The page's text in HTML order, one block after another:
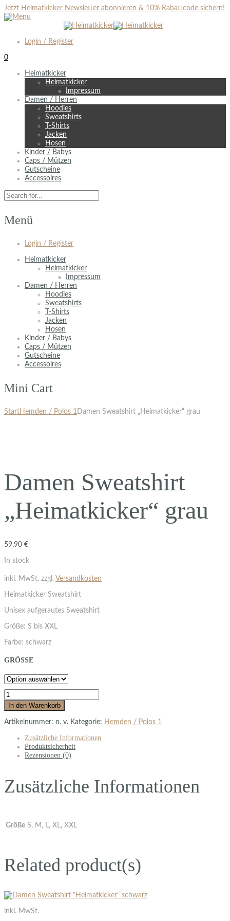
Jetzt Heimatkicker Newsletter abonnieren & 10% Rabattcode sichern!
Login / Register
0
Heimatkicker
Heimatkicker
Impressum
Damen / Herren
Hoodies
Sweatshirts
T-Shirts
Jacken
Hosen
Kinder / Babys
Caps / Mützen
Gutscheine
Accessoires
Menü
Login / Register
Heimatkicker
Heimatkicker
Impressum
Damen / Herren
Hoodies
Sweatshirts
T-Shirts
Jacken
Hosen
Kinder / Babys
Caps / Mützen
Gutscheine
Accessoires
Mini Cart
StartHemden / Polos 1 Damen Sweatshirt „Heimatkicker“ grau
Damen Sweatshirt
„Heimatkicker“ grau
59,90 €
In stock
inkl. MwSt. zzgl. Versandkosten
Heimatkicker Sweatshirt
Unisex aufgerautes Sweatshirt
Größe: S bis XXL
Farbe: schwarz
GRÖSSE
In den Warenkorb
Artikelnummer: n. v. Kategorie: Hemden / Polos 1
Zusätzliche Informationen
Produktsicherheit
Rezensionen (0)
Zusätzliche Informationen
Größe S, M, L, XL, XXL
Related product(s)
inkl. MwSt.